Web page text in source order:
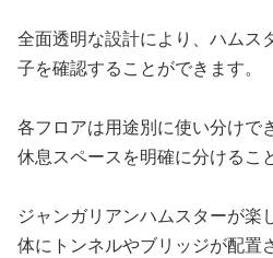
全面透明な設計により、ハムス
子を確認することができます。
各フロアは用途別に使い分けで
休息スペースを明確に分けるこ
ジャンガリアンハムスターが楽
体にトンネルやブリッジが配置